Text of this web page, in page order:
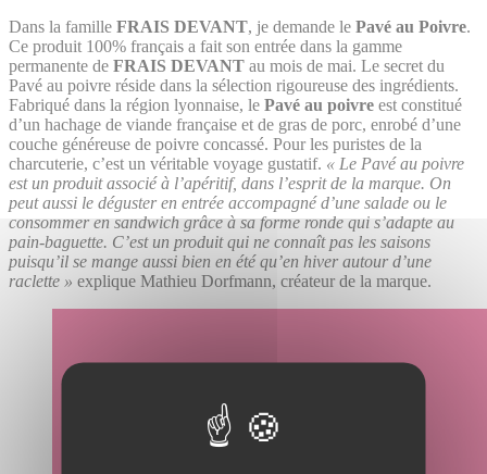
Dans la famille FRAIS DEVANT, je demande le Pavé au Poivre.
Ce produit 100% français a fait son entrée dans la gamme
permanente de FRAIS DEVANT au mois de mai. Le secret du
Pavé au poivre réside dans la sélection rigoureuse des ingrédients.
Fabriqué dans la région lyonnaise, le Pavé au poivre est constitué
d’un hachage de viande française et de gras de porc, enrobé d’une
couche généreuse de poivre concassé. Pour les puristes de la
charcuterie, c’est un véritable voyage gustatif. « Le Pavé au poivre
est un produit associé à l’apéritif, dans l’esprit de la marque. On
peut aussi le déguster en entrée accompagné d’une salade ou le
consommer en sandwich grâce à sa forme ronde qui s’adapte au
pain-baguette. C’est un produit qui ne connaît pas les saisons
puisqu’il se mange aussi bien en été qu’en hiver autour d’une
raclette » explique Mathieu Dorfmann, créateur de la marque.